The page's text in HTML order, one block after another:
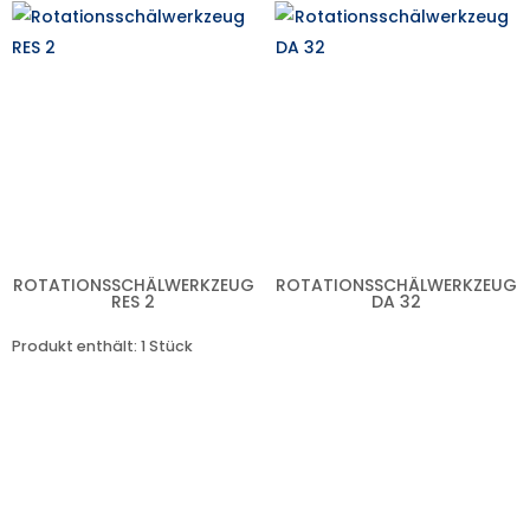
ROTATIONSSCHÄLWERKZEUG
RES 2
Produkt enthält: 1 Stück
ROTATIONSSCHÄLWERKZEUG
DA 32